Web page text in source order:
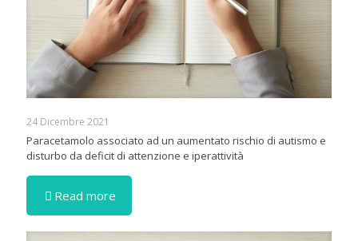
24 Dicembre 2021
Paracetamolo associato ad un aumentato rischio di autismo e
disturbo da deficit di attenzione e iperattività
Read more